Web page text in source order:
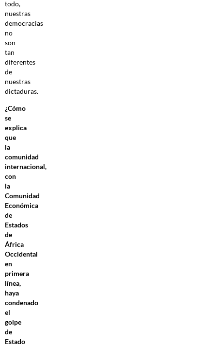
todo,
nuestras
democracias
no
son
tan
diferentes
de
nuestras
dictaduras.
¿Cómo
se
explica
que
la
comunidad
internacional,
con
la
Comunidad
Económica
de
Estados
de
África
Occidental
en
primera
línea,
haya
condenado
el
golpe
de
Estado